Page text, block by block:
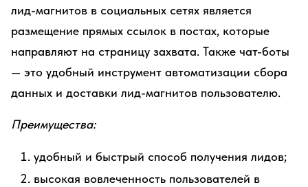
лид-магнитов в социальных сетях является
размещение прямых ссылок в постах, которые
направляют на страницу захвата. Также чат-боты
— это удобный инструмент автоматизации сбора
данных и доставки лид-магнитов пользователю.
Преимущества:
удобный и быстрый способ получения лидов;
высокая вовлеченность пользователей в